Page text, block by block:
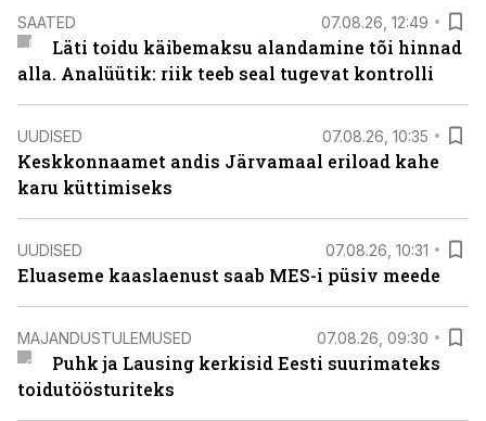
SAATED 07.08.26, 12:49
Läti toidu käibemaksu alandamine tõi hinnad
alla. Analüütik: riik teeb seal tugevat kontrolli
UUDISED 07.08.26, 10:35
Keskkonnaamet andis Järvamaal eriload kahe
karu küttimiseks
UUDISED 07.08.26, 10:31
Eluaseme kaaslaenust saab MES-i püsiv meede
MAJANDUSTULEMUSED 07.08.26, 09:30
Puhk ja Lausing kerkisid Eesti suurimateks
toidutöösturiteks